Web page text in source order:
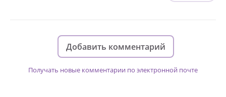
Добавить комментарий
Получать новые комментарии по электронной почте